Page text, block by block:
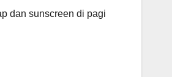
dan sunscreen di pagi